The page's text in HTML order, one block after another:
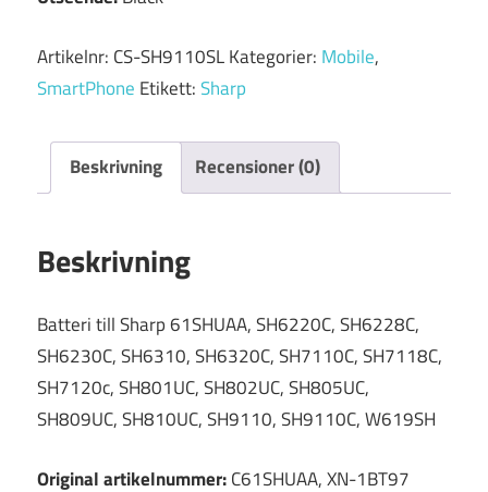
Artikelnr: CS-SH9110SLKategorier: Mobile,
SmartPhone Etikett:Sharp
Beskrivning Recensioner (0)
Beskrivning
Batteri till Sharp 61SHUAA, SH6220C, SH6228C,
SH6230C, SH6310, SH6320C, SH7110C, SH7118C,
SH7120c, SH801UC, SH802UC, SH805UC,
SH809UC, SH810UC, SH9110, SH9110C, W619SH
Original artikelnummer:C61SHUAA, XN-1BT97